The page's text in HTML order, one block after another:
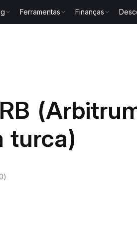
Ferramentas Finanças
turca)
)